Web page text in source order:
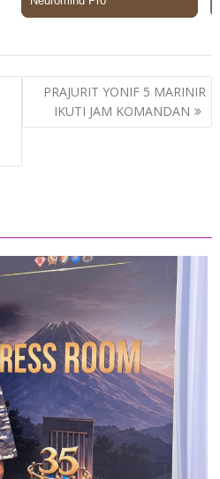
PRAJURIT YONIF 5 MARINIR
IKUTI JAM KOMANDAN